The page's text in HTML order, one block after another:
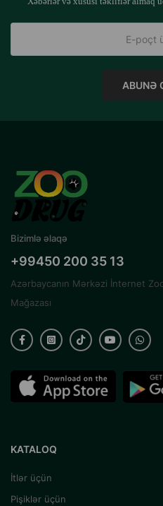
ABUNƏ
Bizimlə əlaqə
+99450 200 35 13
Azərbaycanın Mərkəzi İnternet
Mağazası
KATALOQ
İtlər üçün
Pişiklər üçün